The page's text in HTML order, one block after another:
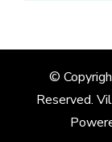
©
Reserved.